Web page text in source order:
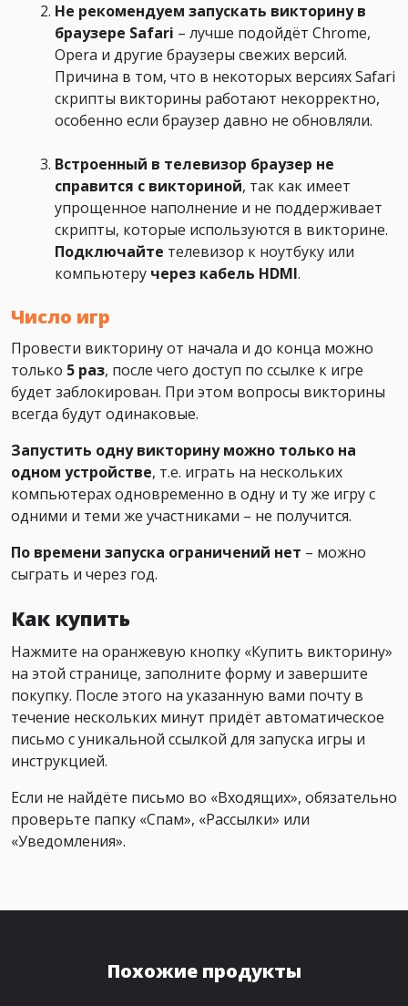
Не рекомендуем запускать викторину в
браузере Safari – лучше подойдёт Chrome,
Opera и другие браузеры свежих версий.
Причина в том, что в некоторых версиях Safari
скрипты викторины работают некорректно,
особенно если браузер давно не обновляли.
Встроенный в телевизор браузер не
справится с викториной, так как имеет
упрощенное наполнение и не поддерживает
скрипты, которые используются в викторине.
Подключайте телевизор к ноутбуку или
компьютеру через кабель HDMI.
Число игр
Провести викторину от начала и до конца можно
только 5 раз, после чего доступ по ссылке к игре
будет заблокирован. При этом вопросы викторины
всегда будут одинаковые.
Запустить одну викторину можно только на
одном устройстве, т.е. играть на нескольких
компьютерах одновременно в одну и ту же игру с
одними и теми же участниками – не получится.
По времени запуска ограничений нет – можно
сыграть и через год.
Как купить
Нажмите на оранжевую кнопку «Купить викторину»
на этой странице, заполните форму и завершите
покупку. После этого на указанную вами почту в
течение нескольких минут придёт автоматическое
письмо с уникальной ссылкой для запуска игры и
инструкцией.
Если не найдёте письмо во «Входящих», обязательно
проверьте папку «Спам», «Рассылки» или
«Уведомления».
Похожие продукты